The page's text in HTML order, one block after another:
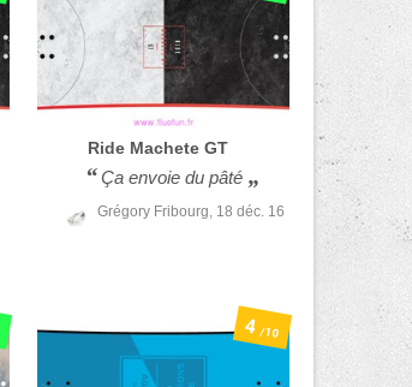
Ride Machete GT
Ça envoie du pâté
Grégory Fribourg, 18 déc. 16
4/10